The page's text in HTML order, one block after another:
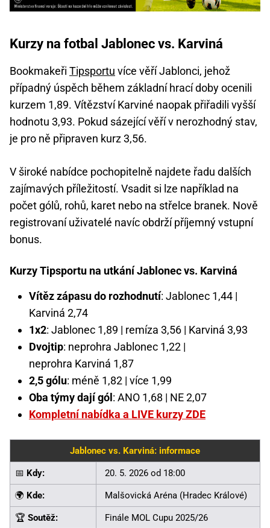
Kurzy na fotbal Jablonec vs. Karviná
Bookmakeři Tipsportu více věří Jablonci, jehož
případný úspěch během základní hrací doby ocenili
kurzem 1,89. Vítězství Karviné naopak přiřadili vyšší
hodnotu 3,93. Pokud sázející věří v nerozhodný stav,
je pro ně připraven kurz 3,56.
V široké nabídce pochopitelně najdete řadu dalších
zajímavých příležitostí. Vsadit si lze například na
počet gólů, rohů, karet nebo na střelce branek. Nově
registrovaní uživatelé navíc obdrží příjemný vstupní
bonus.
Kurzy Tipsportu na utkání Jablonec vs. Karviná
Vítěz zápasu do rozhodnutí: Jablonec 1,44 |
Karviná 2,74
1x2: Jablonec 1,89 | remíza 3,56 | Karviná 3,93
Dvojtip: neprohra Jablonec 1,22 |
neprohra Karviná 1,87
2,5 gólu: méně 1,82 | více 1,99
Oba týmy dají gól : ANO 1,68 | NE 2,07
Kompletní nabídka a LIVE kurzy ZDE
Jablonec vs. Karviná: informace
📅 Kdy: 20. 5. 2026 od 18:00
🌍 Kde: Malšovická Aréna (Hradec Králové)
🏆 Soutěž: Finále MOL Cupu 2025/26